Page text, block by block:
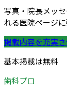
写真・院長メッ
れる医院ページに
掲載内容を充実
基本掲載は無料
歯科プロ